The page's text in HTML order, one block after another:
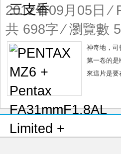
2012年09月05日 ⁄
共 698字 ⁄ 瀏覽數
神奇地，司
第一卷的是
來這片是